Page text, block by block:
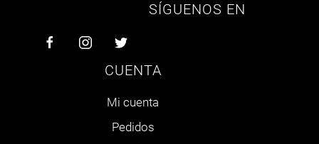
SÍGUENOS EN
CUENTA
Mi cuenta
Pedidos